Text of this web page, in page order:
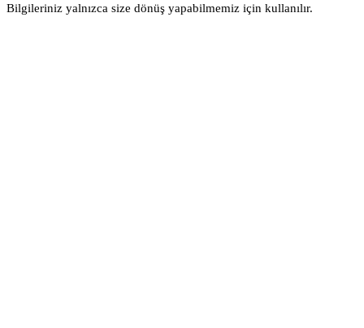
Bilgileriniz yalnızca size dönüş yapabilmemiz için kullanılır.